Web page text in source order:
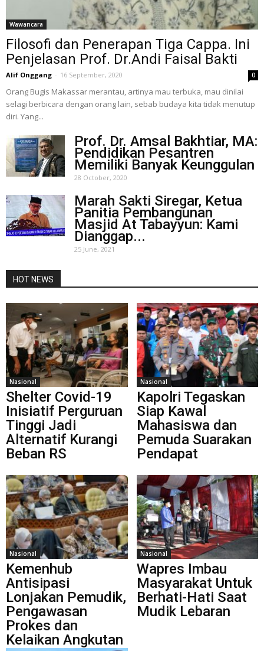
Wawancara
Filosofi dan Penerapan Tiga Cappa. Ini
Penjelasan Prof. Dr.Andi Faisal Bakti
Alif Onggang - 16 September, 2020 0
Orang Bugis Makassar merantau, artinya mau terbuka, mau dinilai
selagi berbicara dengan orang lain, sebab budaya kita tidak menutup
diri. Yang...
Prof. Dr. Amsal Bakhtiar, MA:
Pendidikan Pesantren
Memiliki Banyak Keunggulan
28 October, 2020
Marah Sakti Siregar, Ketua
Panitia Pembangunan
Masjid At Tabayyun: Kami
Dianggap...
25 June, 2021
HOT NEWS
Nasional
Shelter Covid-19
Inisiatif Perguruan
Tinggi Jadi
Alternatif Kurangi
Beban RS
Nasional
Kapolri Tegaskan
Siap Kawal
Mahasiswa dan
Pemuda Suarakan
Pendapat
Nasional
Kemenhub
Antisipasi
Lonjakan Pemudik,
Pengawasan
Prokes dan
Kelaikan Angkutan
Nasional
Wapres Imbau
Masyarakat Untuk
Berhati-Hati Saat
Mudik Lebaran